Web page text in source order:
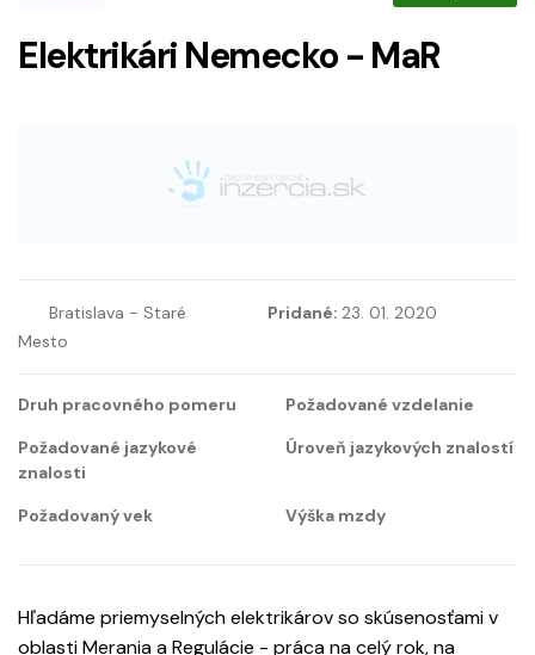
Elektrikári Nemecko - MaR
Bratislava - Staré
Mesto
Pridané: 23. 01. 2020
Druh pracovného pomeru
Požadované vzdelanie
Požadované jazykové
znalosti
Úroveň jazykových znalostí
Požadovaný vek Výška mzdy
Hľadáme priemyselných elektrikárov so skúsenosťami v
oblasti Merania a Regulácie - práca na celý rok, na